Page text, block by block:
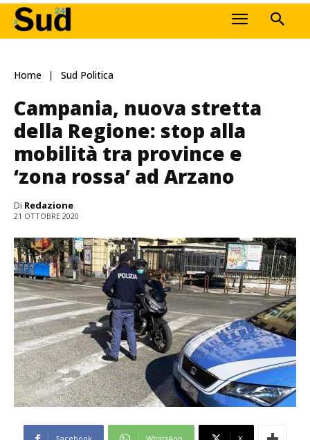
Home Sud Politica
Campania, nuova stretta
della Regione: stop alla
mobilità tra province e
‘zona rossa’ ad Arzano
Di Redazione
21 OTTOBRE 2020